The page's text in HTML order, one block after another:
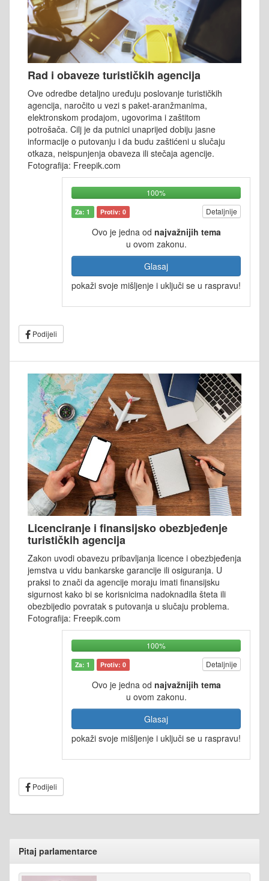
Rad i obaveze turističkih agencija
Ove odredbe detaljno uređuju poslovanje turističkih
agencija, naročito u vezi s paket-aranžmanima,
elektronskom prodajom, ugovorima i zaštitom
potrošača. Cilj je da putnici unaprijed dobiju jasne
informacije o putovanju i da budu zaštićeni u slučaju
otkaza, neispunjenja obaveza ili stečaja agencije.
Fotografija: Freepik.com
100%
Za: 1 Protiv: 0 Detaljnije
Ovo je jedna od najvažnijih tema
u ovom zakonu.
Glasaj
pokaži svoje mišljenje i uključi se u raspravu!
Podijeli
Licenciranje i finansijsko obezbjeđenje
turističkih agencija
Zakon uvodi obavezu pribavljanja licence i obezbjeđenja
jemstva u vidu bankarske garancije ili osiguranja. U
praksi to znači da agencije moraju imati finansijsku
sigurnost kako bi se korisnicima nadoknadila šteta ili
obezbijedio povratak s putovanja u slučaju problema.
Fotografija: Freepik.com
100%
Za: 1 Protiv: 0 Detaljnije
Ovo je jedna od najvažnijih tema
u ovom zakonu.
Glasaj
pokaži svoje mišljenje i uključi se u raspravu!
Podijeli
Pitaj parlamentarce